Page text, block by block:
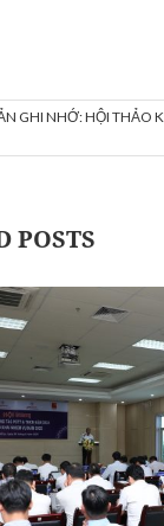
GHI NHỚ: HỘI THẢO
POSTS